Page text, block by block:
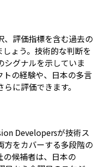
、評価指標を含む過去の
ょう。技術的な判断を
シグナルを示していま
トの経験や、日本の多言
に評価できます。
Developersが技術ス
方をカバーする多段階の
候補者は、日本の